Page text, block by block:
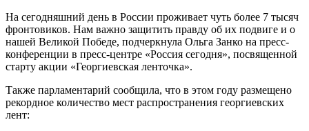
На сегодняшний день в России проживает чуть более 7 тысяч
фронтовиков. Нам важно защитить правду об их подвиге и о
нашей Великой Победе, подчеркнула Ольга Занко на пресс-
конференции в пресс-центре «Россия сегодня», посвященной
старту акции «Георгиевская ленточка».
Также парламентарий сообщила, что в этом году размещено
рекордное количество мест распространения георгиевских
лент: